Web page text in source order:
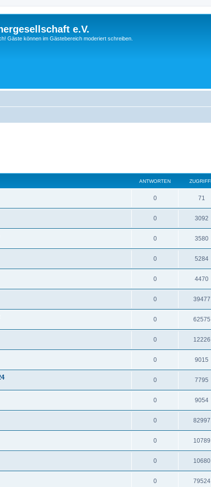
e.V.
Gäste können im Gästebereich moderiert schreiben.
ANTWORTEN
0 71
0 3092
0 3580
0 5284
0 4470
0 39477
0 62575
0 12226
0 9015
0 7795
0 9054
0 82997
0 10789
0 10680
0 79524